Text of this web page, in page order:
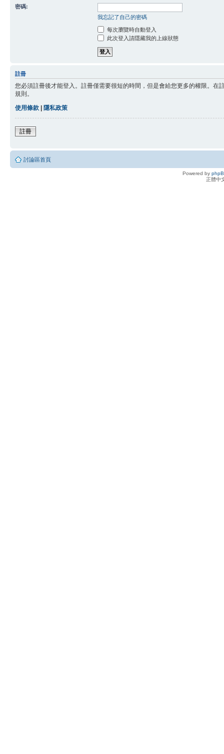
密碼:
我忘記了自己的密碼
每次瀏覽時自動登入
此次登入請隱藏我的上線狀態
註冊
您必須註冊後才能登入。註冊僅需要很短的時間，但是會給您更多的權限。
規則。
使用條款 | 隱私政策
註冊
討論區首頁
Powered by
正體中